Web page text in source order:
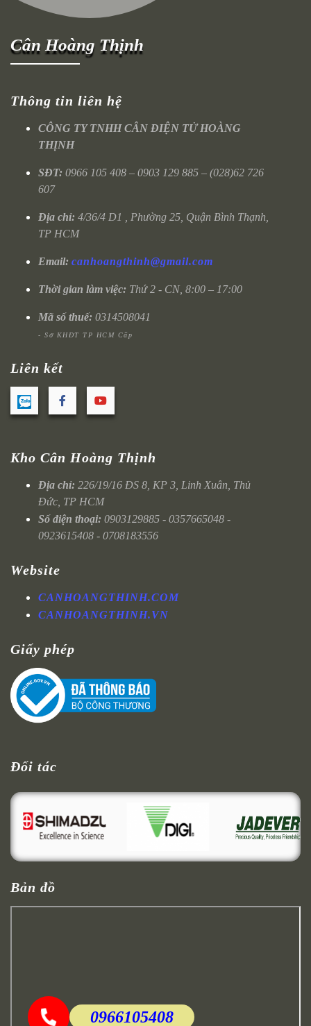
0966105408
Cân Hoàng Thịnh
Thông tin liên hệ
CÔNG TY TNHH CÂN ĐIỆN TỬ HOÀNG
THỊNH
SĐT: 0966 105 408 – 0903 129 885 – (028)62 726
607
Địa chỉ: 4/36/4 D1 , Phường 25, Quận Bình Thạnh,
TP HCM
Email: canhoangthinh@gmail.com
Thời gian làm việc: Thứ 2 - CN, 8:00 – 17:00
Mã số thuế: 0314508041
- Sở KHĐT TP HCM Cấp
Liên kết
Kho Cân Hoàng Thịnh
Địa chỉ: 226/19/16 ĐS 8, KP 3, Linh Xuân, Thủ
Đức, TP HCM
Số điện thoại: 0903129885 - 0357665048 -
0923615408 - 0708183556
Website
CANHOANGTHINH.COM
CANHOANGTHINH.VN
Giấy phép
Đối tác
Bản đồ